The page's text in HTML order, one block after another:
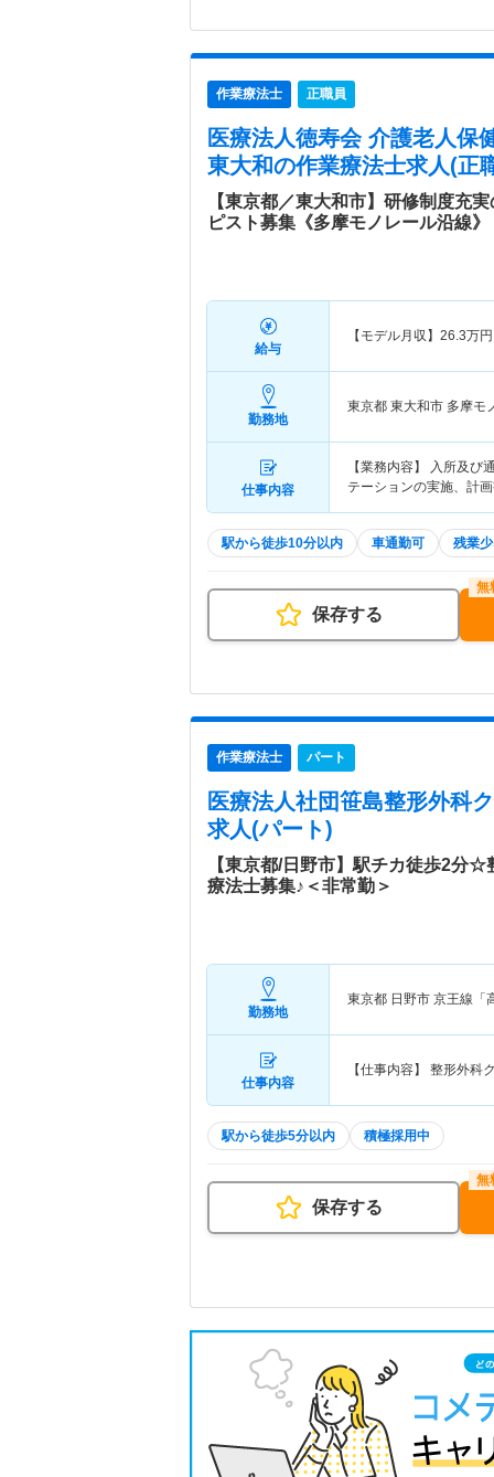
作業療法士 正職員
医療法人徳寿会 介護老人保
東大和の作業療法士求人(正
【東京都／東大和市】研修制度充
ピスト募集《多摩モノレール沿線》
給与
【モデル月収】 26.3万
勤務地
東京都 東大和市 多摩モ
仕事内容
【業務内容】 入所及
テーションの実施、計
駅から徒歩10分以内 車通勤可 残業
保存する
作業療法士 パート
医療法人社団笹島整形外科
求人(パート)
【東京都/日野市】駅チカ徒歩2分
療法士募集♪＜非常勤＞
勤務地
東京都 日野市 京王線「
仕事内容
【仕事内容】 整形外科
駅から徒歩5分以内 積極採用中
保存する